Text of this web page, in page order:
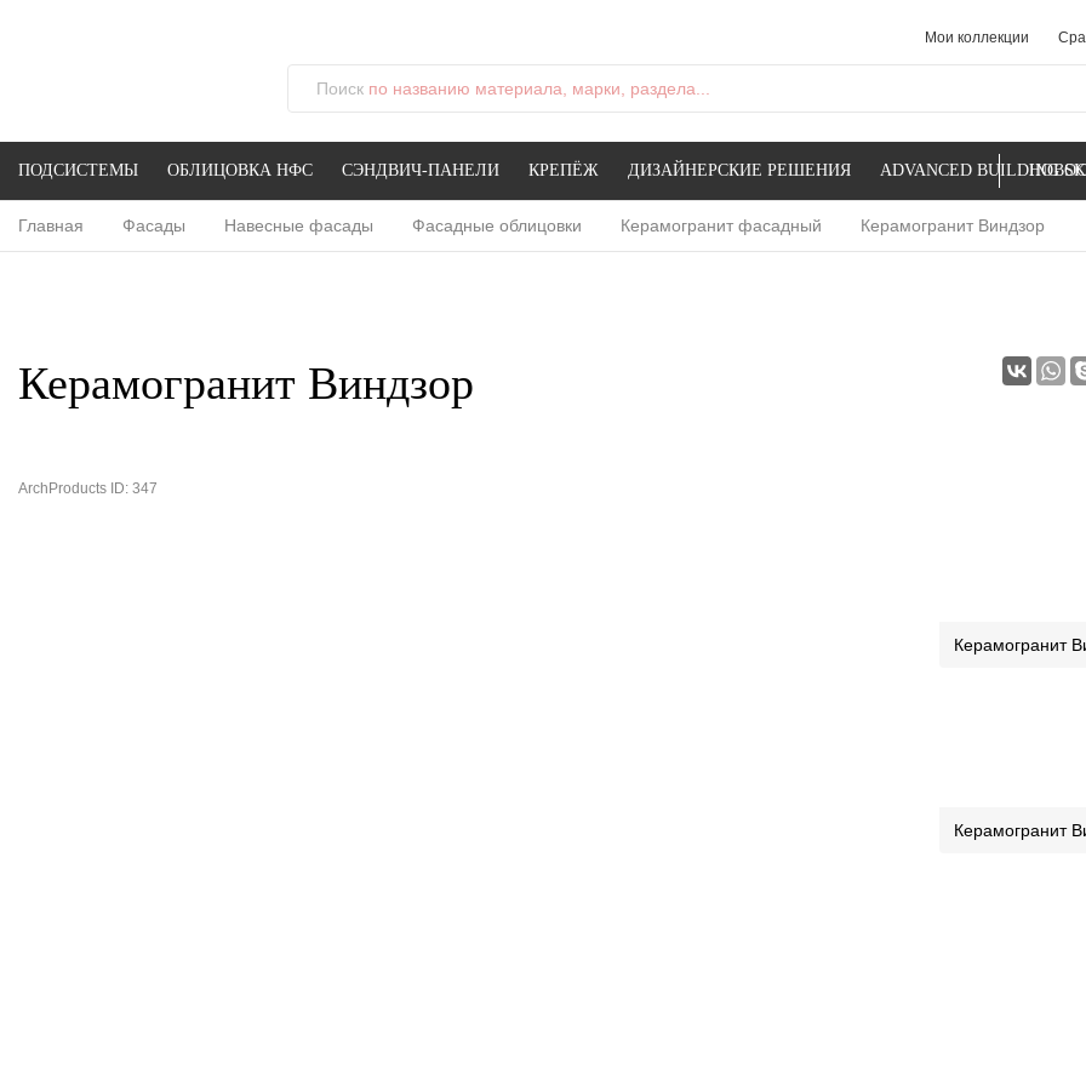
Мои коллекции
Поиск по названию материала, марки, раздела...
ПОДСИСТЕМЫ ОБЛИЦОВКА НФС СЭНДВИЧ-ПАНЕЛИ КРЕПЁЖ ДИЗАЙНЕРСКИЕ РЕШЕНИЯ ADVANCED BUILDING
Главная Фасады Навесные фасады Фасадные облицовки Керамогранит фасадный Керамогранит Виндзор
Керамогранит Виндзор
ArchProducts ID: 347
Керамогранит
Керамогранит